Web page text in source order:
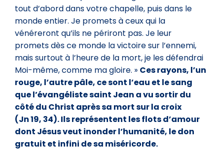
tout d’abord dans votre chapelle, puis dans le
monde entier. Je promets à ceux qui la
vénéreront qu’ils ne périront pas. Je leur
promets dès ce monde la victoire sur l’ennemi,
mais surtout à l’heure de la mort, je les défendrai
Moi-même, comme ma gloire. » Ces rayons, l’un
rouge, l’autre pâle, ce sont l’eau et le sang
que l’évangéliste saint Jean a vu sortir du
côté du Christ après sa mort sur la croix
(Jn 19, 34). Ils représentent les flots d’amour
dont Jésus veut inonder l’humanité, le don
gratuit et infini de sa miséricorde.